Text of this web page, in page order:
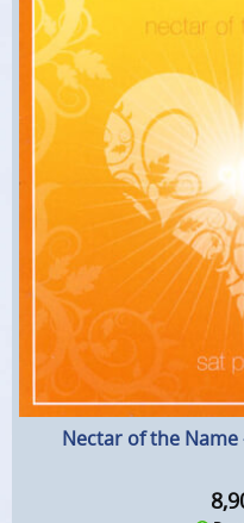
Nectar of the Name